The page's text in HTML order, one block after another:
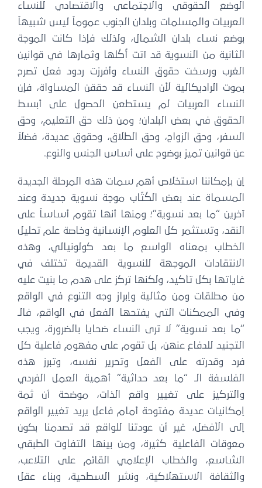
الوضع الحقوقي والاجتماعي والاقتصادي للنساء
العربيات والمسلمات وبلدان الجنوب عموماً ليس شبيهاً
بوضع نساء بلدان الشمال، ولذلك فإذا كانت الموجة
الثانية من النسوية قد آتت أُكُلها وثمارها في قوانين
الغرب ورسخت حقوق النساء وأفرزت ردود فعل تصرح
بموت الراديكالية لأن النساء قد حققن المساواة، فإن
النساء العربيات لم يستطعن الحصول على أبسط
الحقوق في بعض البلدان؛ ومن ذلك حق التعليم، وحق
السفر، وحق الزواج، وحق الطلاق، وحقوق عديدة، فضلاً
عن قوانين تميز بوضوح على أساس الجنس والنوع.
إن بإمكاننا استخلاص أهم سمات هذه المرحلة الجديدة
المسماة عند بعض الكُتّاب موجة نسوية جديدة وعند
آخرين “ما بعد نسوية”؛ ومنها أنها تقوم أساساً على
النقد، وتستثمر كل العلوم الإنسانية وخاصة علم تحليل
الخطاب بمعناه الواسع ما بعد كولونيالي، وهذه
الانتقادات الموجهة للنسوية القديمة تختلف في
غاياتها بكل تأكيد، ولكنها تركز على هدم ما بنيت عليه
من مطلقات ومن مثالية وإبراز وجه التنوع في الواقع
وفي الممكنات التي يفتحها الفعل في الواقع، فالـ
“ما بعد نسوية” لا ترى النساء ضحايا بالضرورة، ويجب
التجنيد للدفاع عنهن، بل تقوم على مفهوم فاعلية كل
فرد وقدرته على الفعل وتحرير نفسه، وتبرز هذه
الفلسفة الـ “ما بعد حداثية” أهمية العمل الفردي
والتركيز على تغيير واقع الذات، موضحة أن ثمة
إمكانيات عديدة مفتوحة أمام فاعل يريد تغيير الواقع
إلى الأفضل، غير أن عودتنا للواقع قد تصدمنا بكون
معوقات الفاعلية كثيرة، ومن بينها التفاوت الطبقي
الشاسع، والخطاب الإعلامي القائم على التلاعب،
والثقافة الاستهلاكية، ونشر السطحية، وبناء عقل